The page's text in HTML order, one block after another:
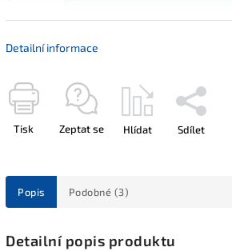
Detailní informace
Tisk Zeptat se Hlídat Sdílet
Popis Podobné (3)
Detailní popis produktu